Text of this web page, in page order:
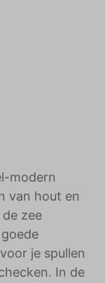
modern
van hout en
zee
je spullen
In de